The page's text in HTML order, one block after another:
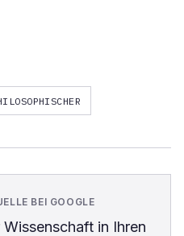
BEI GOOGLE
Wissenschaftin Ihren